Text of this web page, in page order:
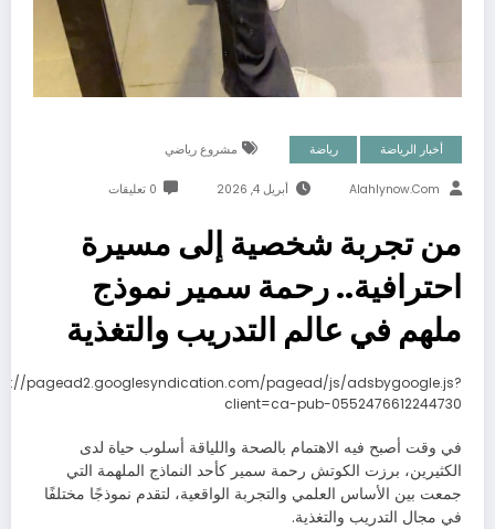
أخبار الرياضة رياضة مشروع رياضي
Alahlynow.com أبريل 4, 2026 0 تعليقات
من تجربة شخصية إلى مسيرة
احترافية.. رحمة سمير نموذج
ملهم في عالم التدريب والتغذية
pagead2.googlesyndication.com/pagead/js/adsbygoogle.js?
client=ca-pub-0552476612244730
في وقت أصبح فيه الاهتمام بالصحة واللياقة أسلوب حياة لدى
الكثيرين، برزت الكوتش رحمة سمير كأحد النماذج الملهمة التي
جمعت بين الأساس العلمي والتجربة الواقعية، لتقدم نموذجًا مختلفًا
في مجال التدريب والتغذية.